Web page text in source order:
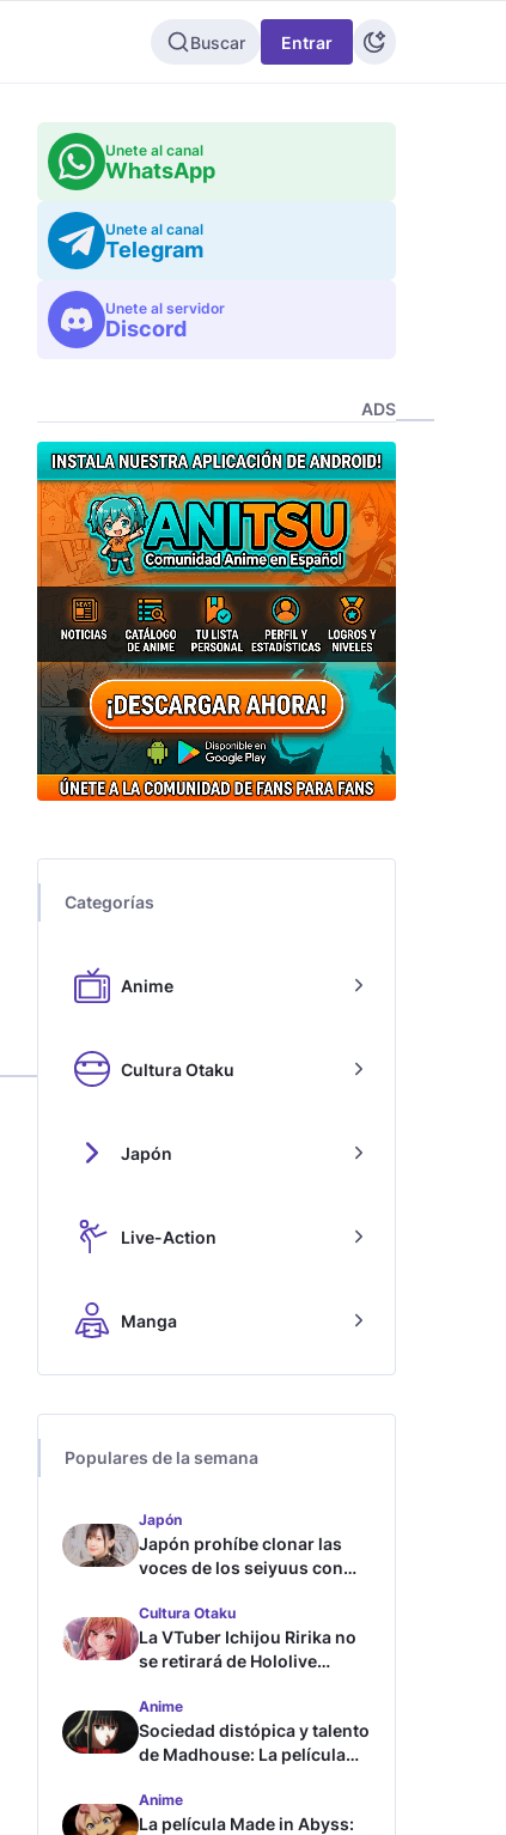
Buscar Entrar
Unete al canal
WhatsApp
Unete al canal
Telegram
Unete al servidor
Discord
ADS
Categorías
Anime
Cultura Otaku
Japón
Live-Action
Manga
Populares de la semana
Japón
Japón prohíbe clonar las
voces de los seiyuus con
Cultura Otaku
La VTuber Ichijou Ririka no
se retirará de Hololive
Anime
Sociedad distópica y talento
de Madhouse: La película
tráiler
Anime
La película Made in Abyss: